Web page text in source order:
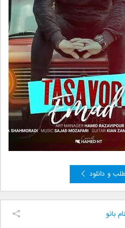
و دانلود
بانو